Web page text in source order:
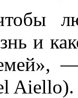
и
—
Aiello).